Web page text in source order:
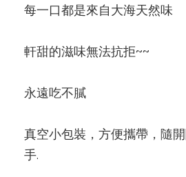
每一口都是來自大海天然味
軒甜的滋味無法抗拒~~
永遠吃不膩
真空小包裝，方便攜帶，隨
手.